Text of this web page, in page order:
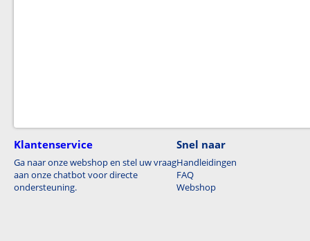
Klantenservice
Ga naar onze webshop en stel uw vraag
aan onze chatbot voor directe
ondersteuning.
Snel naar
Handleidingen
FAQ
Webshop